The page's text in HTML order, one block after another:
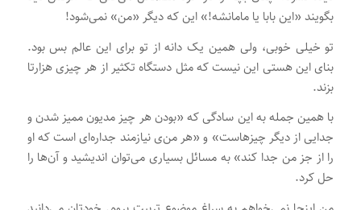
بگویند «این بابا یا مامانشه!» این که دیگر «من» نمی‌شود!
تو خیلی خوبی، ولی همین یک دانه از تو برای این عالم بس بود.
بنای این هستی این نیست که مثل دستگاه تکثیر از هر چیزی هزارتا
بزند.
با همین جمله به این سادگی که «بودن هر چیز مدیون ممیز شدن و
جدایی از دیگر چیزهاست» و «هر من‌ی نیازمند جداره‌ای است که او
را از جز من جدا کند» به مسائل بسیاری می‌توان اندیشید و آن‌ها را
حل کرد.